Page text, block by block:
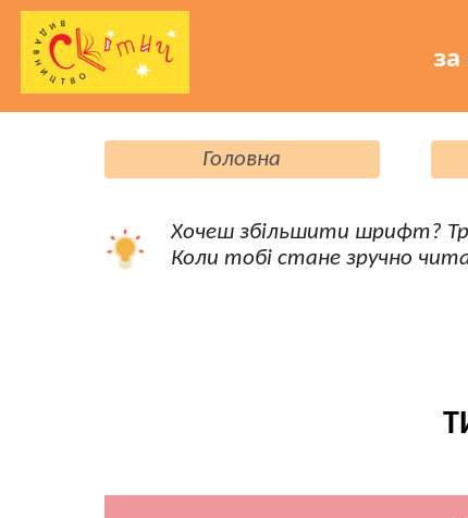
Головна
Хочеш збільшити шрифт?
Коли тобі стане зручно